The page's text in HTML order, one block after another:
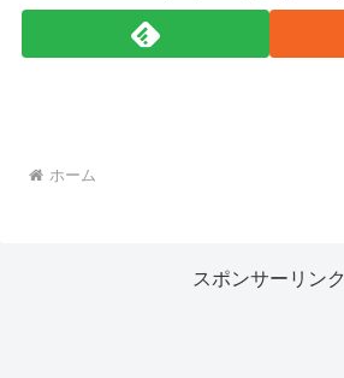
ホーム
スポンサーリンク